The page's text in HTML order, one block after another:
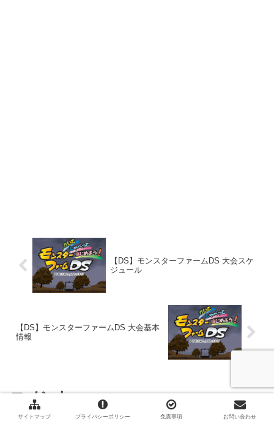
【DS】モンスターファームDS 大会スケ
ジュール
【DS】モンスターファームDS 大会基本
情報
コメント
サイトマップ プライバシーポリシー 免責事項 お問い合わせ